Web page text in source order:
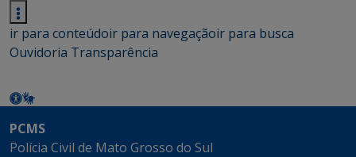
ir para conteúdoir para navegaçãoir para busca
Ouvidoria Transparência
PCMS
Polícia Civil de Mato Grosso do Sul